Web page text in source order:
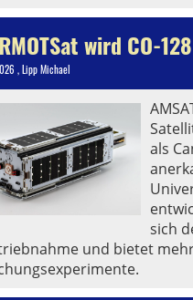
wird CO-128
, Lipp Michael
als
sich
und bietet